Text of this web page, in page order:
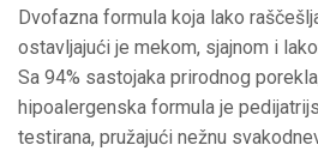
Dvofazna formula koja lako
ostavljajući je mekom, sjajnom i
Sa 94% sastojaka prirodnog
hipoalergenska formula je
testirana, pružajući nežnu